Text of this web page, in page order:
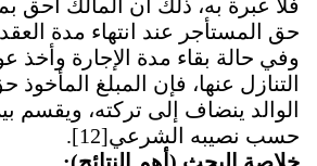
فلا عبرة به، ذلك أن المالك أحق
حق المستأجر عند انتهاء مدة
وفي حالة بقاء مدة الإجارة وأخذ
التنازل عنها، فإن المبلغ
الوالد ينضاف إلى تركته، ويقسم
حسب نصيبه الشرعي[12]
.